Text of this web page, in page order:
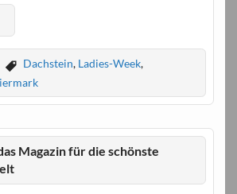
Dachstein, Ladies-Week,
Magazin für die schönste